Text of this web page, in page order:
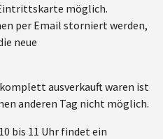
möglich.
per Email storniert werden,
neue
ausverkauft waren ist
anderen Tag nicht möglich.
bis 11 Uhr findet ein